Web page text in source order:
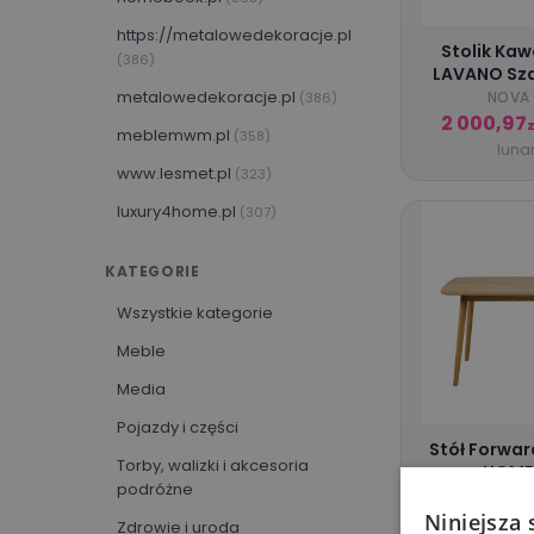
https://metalowedekoracje.pl
(386)
metalowedekoracje.pl (386)
meblemwm.pl (358)
www.lesmet.pl (323)
luxury4home.pl (307)
meble-bocian.pl
eprezenty.pl
sfmeble.pl
sfmeble.pl/ (181)
sklep.mextra.pl
https://adconeurope.com/
KATEGORIE
Wszystkie kategorie
Meble
Media
Pojazdy i części
Torby, walizki i akcesoria
podróżne
Zdrowie i uroda
Stolik
LAVANO
2 000,97
Stół
1
Niniejsza